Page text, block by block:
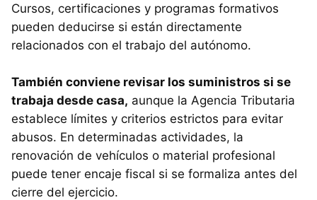
Cursos, certificaciones y programas formativos
pueden deducirse si están directamente
relacionados con el trabajo del autónomo.
También conviene revisar los suministros si se
trabaja desde casa, aunque la Agencia Tributaria
establece límites y criterios estrictos para evitar
abusos. En determinadas actividades, la
renovación de vehículos o material profesional
puede tener encaje fiscal si se formaliza antes del
cierre del ejercicio.